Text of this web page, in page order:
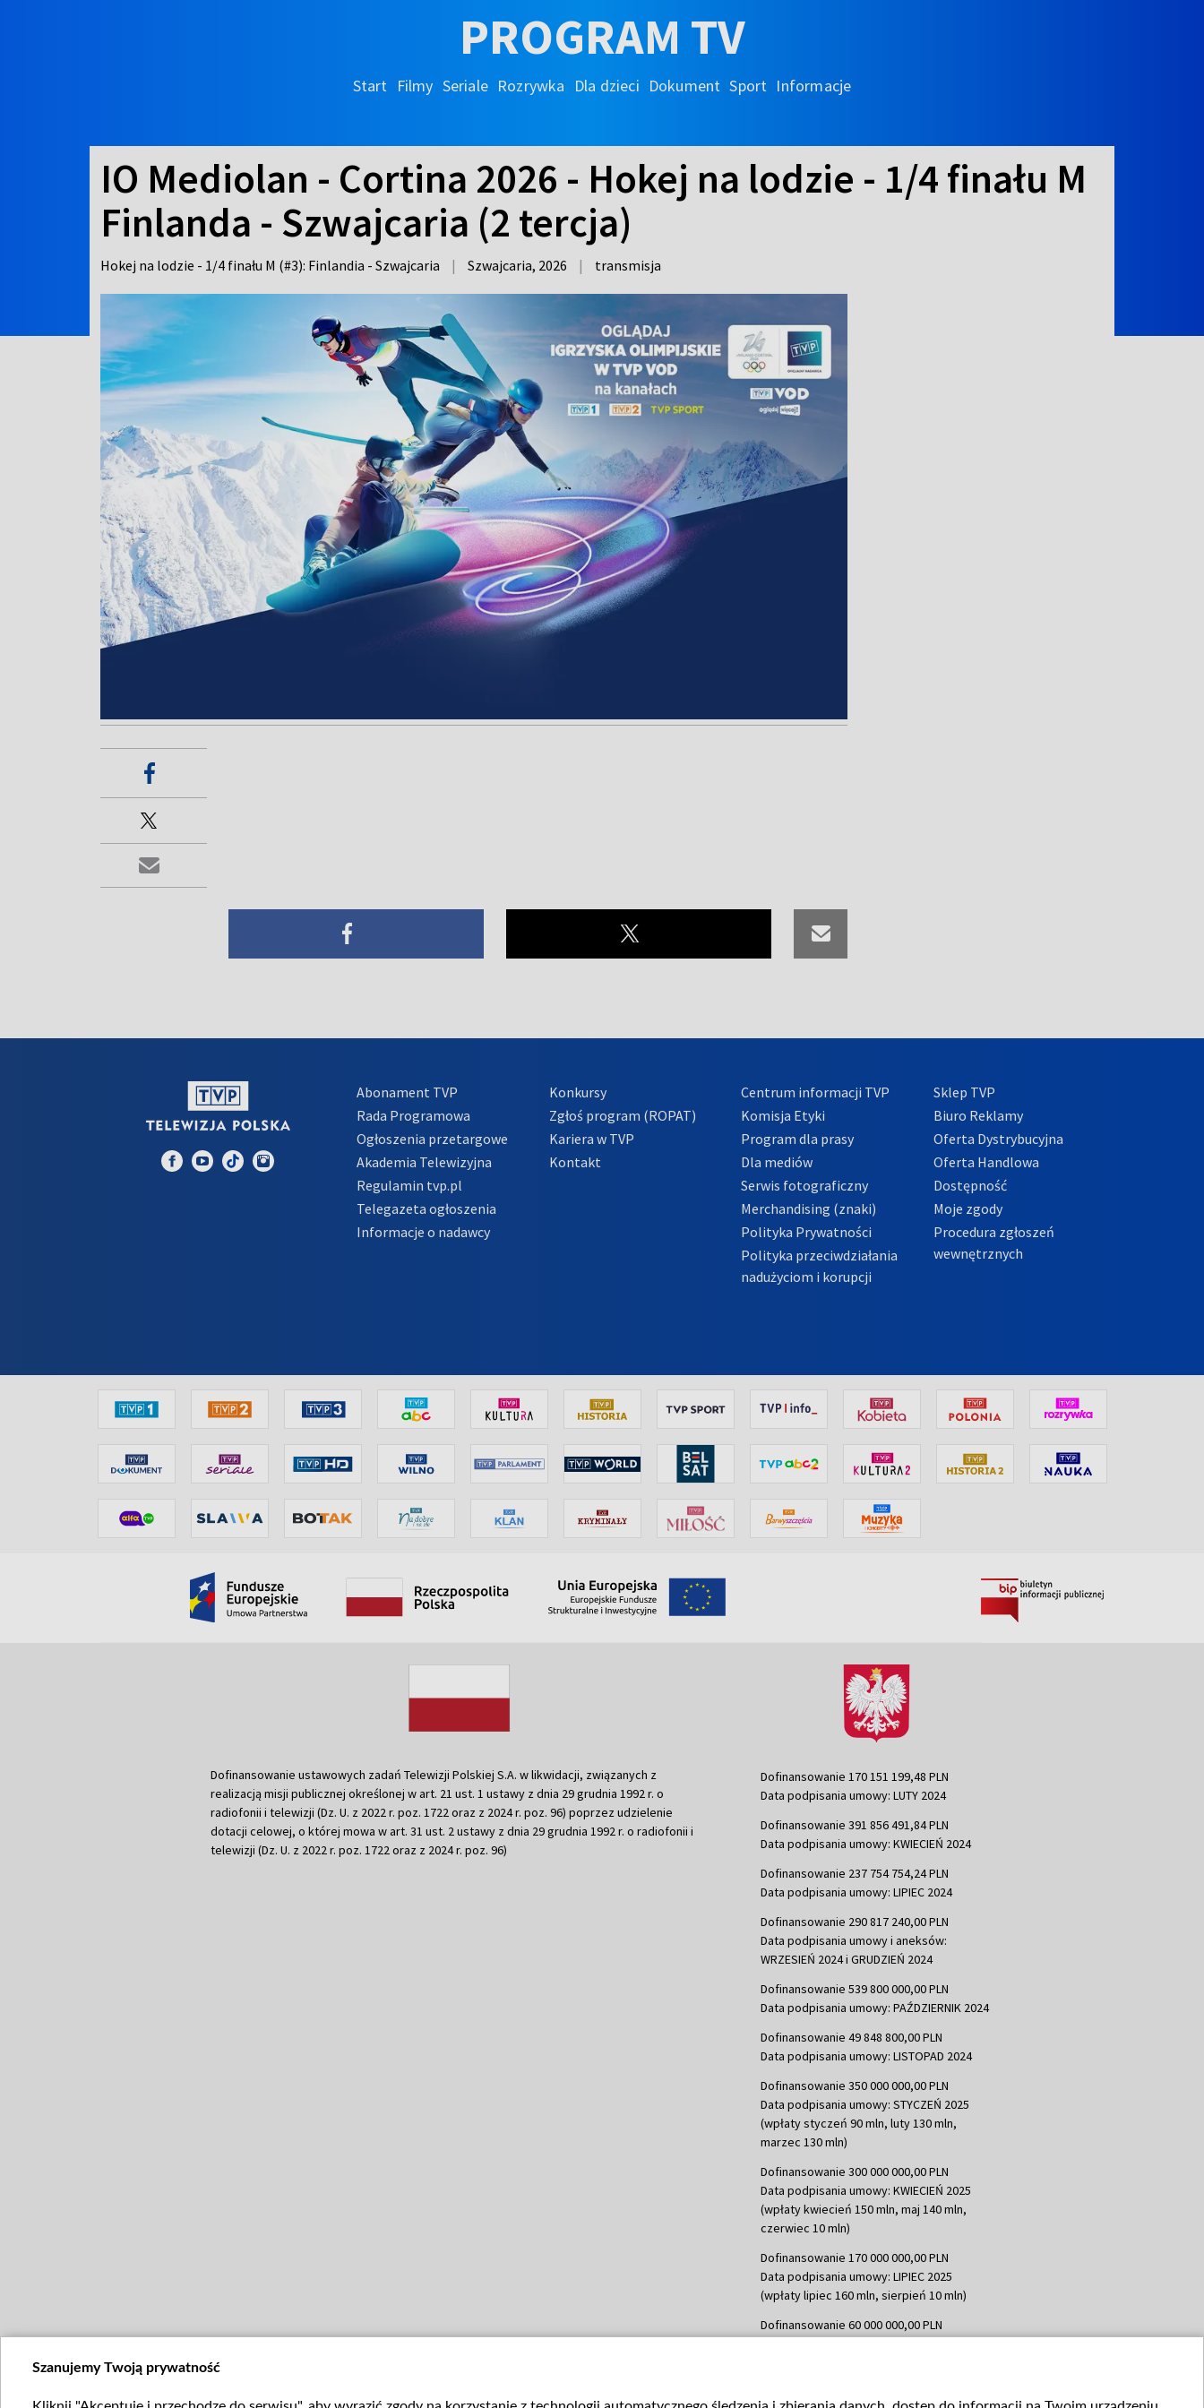
PROGRAM TV
Start Filmy Seriale Rozrywka Dla dzieci Dokument Sport Informacje
IO Mediolan - Cortina 2026 - Hokej na lodzie - 1/4 finału M
Finlanda - Szwajcaria (2 tercja)
Hokej na lodzie - 1/4 finału M (#3): Finlandia - Szwajcaria | Szwajcaria, 2026 | transmisja
Abonament TVP
Rada Programowa
Ogłoszenia przetargowe
Akademia Telewizyjna
Regulamin tvp.pl
Telegazeta ogłoszenia
Informacje o nadawcy
Konkursy
Zgłoś program (ROPAT)
Kariera w TVP
Kontakt
Centrum informacji TVP
Komisja Etyki
Program dla prasy
Dla mediów
Serwis fotograficzny
Merchandising (znaki)
Polityka Prywatności
Polityka przeciwdziałania
nadużyciom i korupcji
Sklep TVP
Biuro Reklamy
Oferta Dystrybucyjna
Oferta Handlowa
Dostępność
Moje zgody
Procedura zgłoszeń
wewnętrznych
Dofinansowanie ustawowych zadań Telewizji Polskiej S.A. w likwidacji, związanych z
realizacją misji publicznej określonej w art. 21 ust. 1 ustawy z dnia 29 grudnia 1992 r. o
radiofonii i telewizji (Dz. U. z 2022 r. poz. 1722 oraz z 2024 r. poz. 96) poprzez udzielenie
dotacji celowej, o której mowa w art. 31 ust. 2 ustawy z dnia 29 grudnia 1992 r. o radiofonii i
telewizji (Dz. U. z 2022 r. poz. 1722 oraz z 2024 r. poz. 96)
Dofinansowanie 170 151 199,48 PLN
Data podpisania umowy: LUTY 2024
Dofinansowanie 391 856 491,84 PLN
Data podpisania umowy: KWIECIEŃ 2024
Dofinansowanie 237 754 754,24 PLN
Data podpisania umowy: LIPIEC 2024
Dofinansowanie 290 817 240,00 PLN
Data podpisania umowy i aneksów:
WRZESIEŃ 2024 i GRUDZIEŃ 2024
Dofinansowanie 539 800 000,00 PLN
Data podpisania umowy: PAŹDZIERNIK 2024
Dofinansowanie 49 848 800,00 PLN
Data podpisania umowy: LISTOPAD 2024
Dofinansowanie 350 000 000,00 PLN
Data podpisania umowy: STYCZEŃ 2025
(wpłaty styczeń 90 mln, luty 130 mln,
marzec 130 mln)
Dofinansowanie 300 000 000,00 PLN
Data podpisania umowy: KWIECIEŃ 2025
(wpłaty kwiecień 150 mln, maj 140 mln,
czerwiec 10 mln)
Dofinansowanie 170 000 000,00 PLN
Data podpisania umowy: LIPIEC 2025
(wpłaty lipiec 160 mln, sierpień 10 mln)
Dofinansowanie 60 000 000,00 PLN
Szanujemy Twoją prywatność